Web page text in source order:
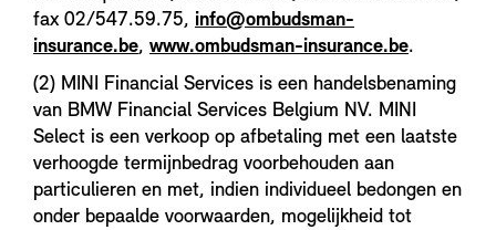
fax 02/547.59.75, info@ombudsman-
insurance.be, www.ombudsman-insurance.be.
(2) MINI Financial Services is een handelsbenaming
van BMW Financial Services Belgium NV. MINI
Select is een verkoop op afbetaling met een laatste
verhoogde termijnbedrag voorbehouden aan
particulieren en met, indien individueel bedongen en
onder bepaalde voorwaarden, mogelijkheid tot